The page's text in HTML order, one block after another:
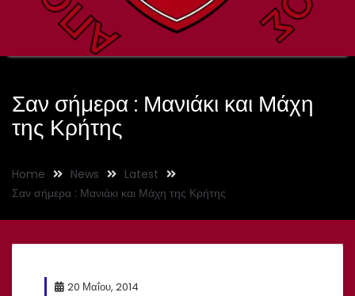
Σαν σήμερα : Μανιάκι και Μάχη
της Κρήτης
Home News
Latest
Σαν σήμερα : Μανιάκι και Μάχη της Κρήτης
20 Μαΐου, 2014